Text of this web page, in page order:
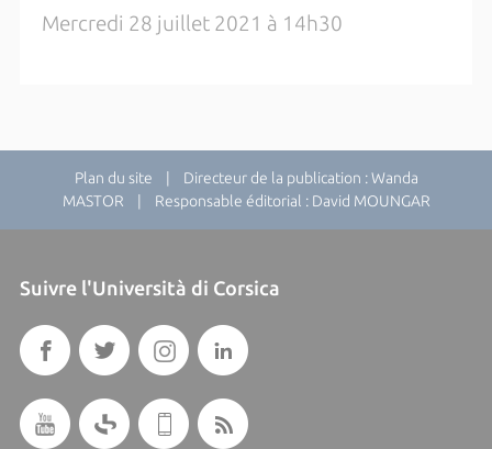
Mercredi 28 juillet 2021 à 14h30
Plan du site | Directeur de la publication : Wanda
MASTOR | Responsable éditorial : David MOUNGAR
Suivre l'Università di Corsica